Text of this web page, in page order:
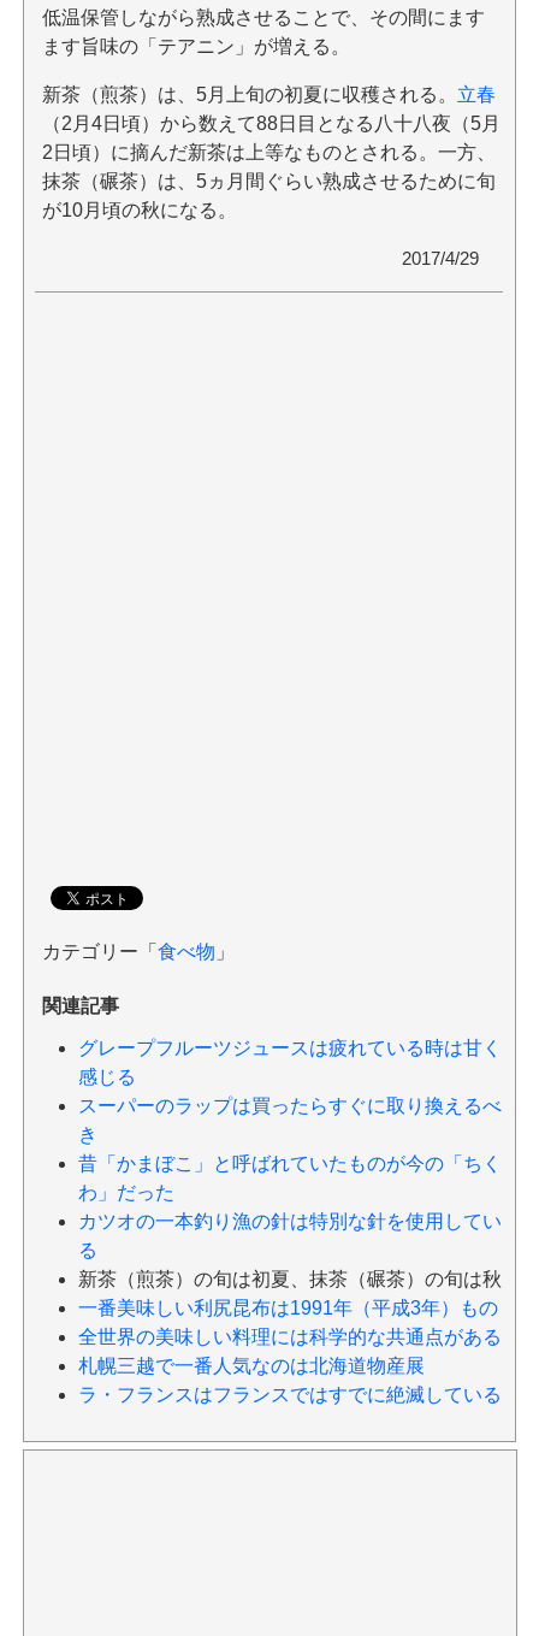
低温保管しながら熟成させることで、その間にます
ます旨味の「テアニン」が増える。
新茶（煎茶）は、5月上旬の初夏に収穫される。 立春
（2月4日頃）から数えて88日目となる八十八夜（5月
2日頃）に摘んだ新茶は上等なものとされる。一方、
抹茶（碾茶）は、5ヵ月間ぐらい熟成させるために旬
が10月頃の秋になる。
2017/4/29
カテゴリー「 食べ物 」
関連記事
グレープフルーツジュースは疲れている時は甘く
感じる
スーパーのラップは買ったらすぐに取り換えるべ
き
昔「かまぼこ」と呼ばれていたものが今の「ちく
わ」だった
カツオの一本釣り漁の針は特別な針を使用してい
る
新茶（煎茶）の旬は初夏、抹茶（碾茶）の旬は秋
一番美味しい利尻昆布は1991年（平成3年）もの
全世界の美味しい料理には科学的な共通点がある
札幌三越で一番人気なのは北海道物産展
ラ・フランスはフランスではすでに絶滅している